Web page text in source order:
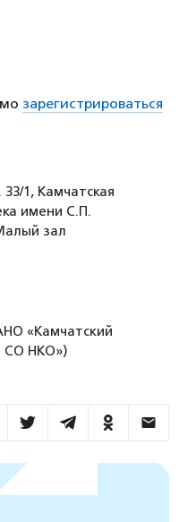
зарегистрироваться
1, Камчатская
имени С.П.
зал
«Камчатский
СО НКО»)